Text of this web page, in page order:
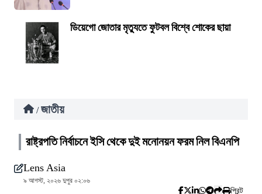
ডিয়েগো জোতার মৃত্যুতে ফুটবল বিশ্বে শোকের ছায়া
/ জাতীয়
রাষ্ট্রপতি নির্বাচনে ইসি থেকে দুই মনোনয়ন ফরম নিল বিএনপি
Lens Asia
৯ আগস্ট, ২০২৬ দুপুর ০২:০৬
প্রিন্ট